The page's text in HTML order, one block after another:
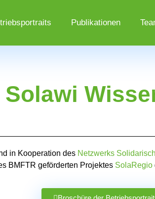
Publikationen
Solawi
in Kooperation des Netzwerks
BMFTR geförderten Projektes SolaRegio